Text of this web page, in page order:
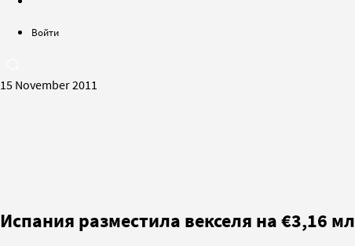
Войти
15 November 2011
Испания разместила векселя на €3,16